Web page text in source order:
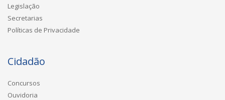
Legislação
Secretarias
Políticas de Privacidade
Cidadão
Concursos
Ouvidoria